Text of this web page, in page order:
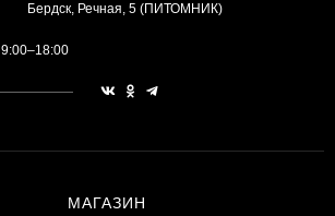
Бердск, Речная, 5 (ПИТОМНИК)
9:00–18:00
МАГАЗИН